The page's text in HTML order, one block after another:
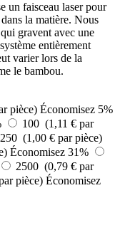
un faisceau laser pour
la matière. Nous
gravent avec une
entièrement
varier lors de la
le bambou.
pièce) Économisez 5%
100 (1,11 € par
250 (1,00 € par pièce)
Économisez 31%
2500 (0,79 € par
pièce) Économisez